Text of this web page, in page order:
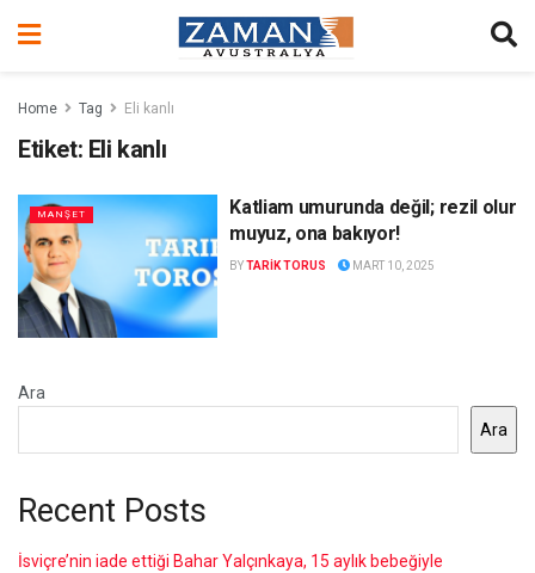
Home Tag Eli kanlı
Etiket: Eli kanlı
MANŞET
Katliam umurunda değil; rezil olur
muyuz, ona bakıyor!
BYTARIK TORUS MART 10, 2025
Ara
Ara
Recent Posts
İsviçre’nin iade ettiği Bahar Yalçınkaya, 15 aylık bebeğiyle